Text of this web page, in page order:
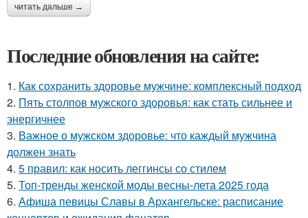
читать дальше →
Последние обновления на сайте:
1. Как сохранить здоровье мужчине: комплексный подход
2. Пять столпов мужского здоровья: как стать сильнее и
энергичнее
3. Важное о мужском здоровье: что каждый мужчина
должен знать
4. 5 правил: как носить леггинсы со стилем
5. Топ-тренды женской моды весны-лета 2025 года
6. Афиша певицы Славы в Архангельске: расписание